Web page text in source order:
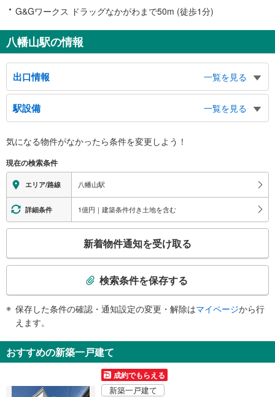
G&Gワークス ドラッグなかがわまで50m (徒歩1分)
八幡山駅の情報
出口情報
一覧を見る
出口
都立松沢病院、甲州街道方面、下高井戸１丁目方面、八幡山３丁目方面、上北
沢２・４丁目方面、みずほＡＴＭコーナー、バスのりば、赤堤通り方面、保健
センター方面、京王リトナード八幡山方面
駅設備
一覧を見る
※段差なしでの移動経路
地上⇔改札⇔ホーム：○
エレベータ
・ホーム⇔改札
エスカレータ
・ホーム⇔改札
・改札内
・点字案内（券売機・運賃表・階段手すり）
・ＡＥＤ
気になる物件がなかったら条件を変更しよう！
現在の検索条件
エリア/路線 八幡山駅
詳細条件 1億円｜建築条件付き土地を含む
検
知
を
け
新着物件通知を受け取る
検索条件を保存する
保存した条件の確認・通知設定の変更・解除はマイページから行
えます。
おすすめの新築一戸建て
成約でもらえる
新築一戸建て